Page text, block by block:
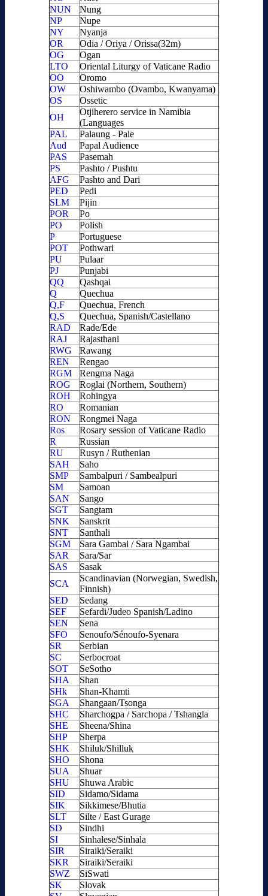
NUN
Nung
NP
Nupe
NY
Nyanja
OR
Odia / Oriya / Orissa(32m)
OG
Ogan
LTO
Oriental Liturgy of Vaticane Radio
OO
Oromo
OW
Oshiwambo (Ovambo, Kwanyama)
OS
Ossetic
OH
Otjiherero service in Namibia
(Languages
PAL
Palaung - Pale
Aud
Papal Audience
PAS
Pasemah
PS
Pashto / Pushtu
AFG
Pashto and Dari
PED
Pedi
SLM
Pijin
POR
Po
PO
Polish
P
Portuguese
POT
Pothwari
PU
Pulaar
PJ
Punjabi
QQ
Qashqai
Q
Quechua
Q,F
Quechua, French
Q,S
Quechua, Spanish/Castellano
RAD
Rade/Ede
RAJ
Rajasthani
RWG
Rawang
REN
Rengao
RGM
Rengma Naga
ROG
Roglai (Northern, Southern)
ROH
Rohingya
RO
Romanian
RON
Rongmei Naga
Ros
Rosary session of Vaticane Radio
R
Russian
RU
Rusyn / Ruthenian
SAH
Saho
SMP
Sambalpuri / Sambealpuri
SM
Samoan
SAN
Sango
SGT
Sangtam
SNK
Sanskrit
SNT
Santhali
SGM
Sara Gambai / Sara Ngambai
SAR
Sara/Sar
SAS
Sasak
SCA
Scandinavian (Norwegian, Swedish,
Finnish)
SED
Sedang
SEF
Sefardi/Judeo Spanish/Ladino
SEN
Sena
SFO
Senoufo/Sénoufo-Syenara
SR
Serbian
SC
Serbocroat
SOT
SeSotho
SHA
Shan
SHk
Shan-Khamti
SGA
Shangaan/Tsonga
SHC
Sharchogpa / Sarchopa / Tshangla
SHE
Sheena/Shina
SHP
Sherpa
SHK
Shiluk/Shilluk
SHO
Shona
SUA
Shuar
SHU
Shuwa Arabic
SID
Sidamo/Sidama
SIK
Sikkimese/Bhutia
SLT
Silte / East Gurage
SD
Sindhi
SI
Sinhalese/Sinhala
SIR
Siraiki/Seraiki
SKR
Siraiki/Seraiki
SWZ
SiSwati
SK
Slovak